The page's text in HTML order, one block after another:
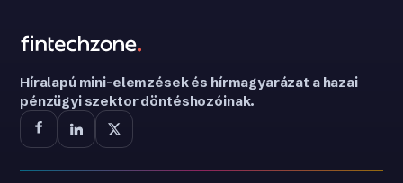
Híralapú mini-elemzések és hírmagyarázat a hazai
pénzügyi szektor döntéshozóinak.